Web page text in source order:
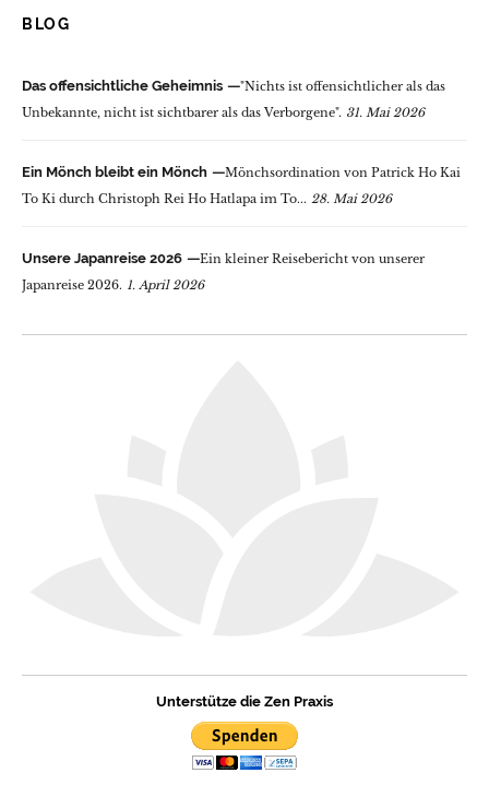
BLOG
Das offensichtliche Geheimnis
"Nichts ist offensichtlicher als das
Unbekannte, nicht ist sichtbarer als das Verborgene". 31. Mai 2026
Ein Mönch bleibt ein Mönch
Mönchsordination von Patrick Ho Kai
To Ki durch Christoph Rei Ho Hatlapa im To... 28. Mai 2026
Unsere Japanreise 2026
Ein kleiner Reisebericht von unserer
Japanreise 2026. 1. April 2026
Unterstütze die Zen Praxis